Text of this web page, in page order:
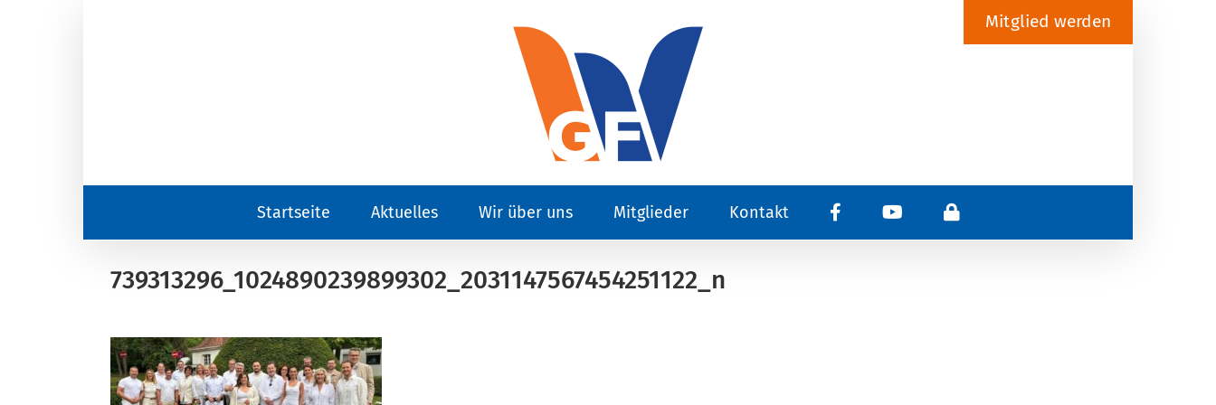
Mitglied werden
Startseite Aktuelles Wir über uns Mitglieder Kontakt
739313296_1024890239899302_2031147567454251122_n